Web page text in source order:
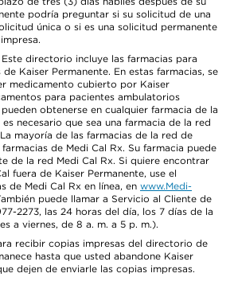
podría preguntar si su solicitud de una
única o si es una solicitud permanente
directorio incluye las farmacias para
Kaiser Permanente. En estas farmacias, se
medicamento cubierto por Kaiser
para pacientes ambulatorios
obtenerse en cualquier farmacia de la
necesario que sea una farmacia de la red
mayoría de las farmacias de la red de
de Medi Cal Rx. Su farmacia puede
de la red Medi Cal Rx. Si quiere encontrar
fuera de Kaiser Permanente, use el
de Medi Cal Rx en línea, en www.Medi-
puede llamar a Servicio al Cliente de
2273, las 24 horas del día, los 7 días de la
a viernes, de 8 a. m. a 5 p. m.).
recibir copias impresas del directorio de
hasta que usted abandone Kaiser
dejen de enviarle las copias impresas.